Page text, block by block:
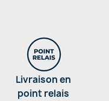
Livraison en
point relais